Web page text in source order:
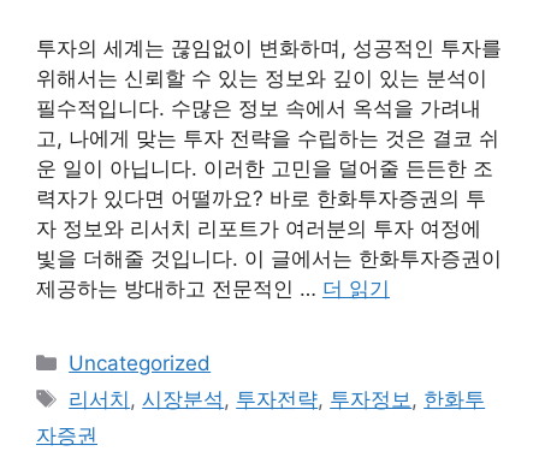
투자의 세계는 끊임없이 변화하며, 성공적인 투자를
위해서는 신뢰할 수 있는 정보와 깊이 있는 분석이
필수적입니다. 수많은 정보 속에서 옥석을 가려내
고, 나에게 맞는 투자 전략을 수립하는 것은 결코 쉬
운 일이 아닙니다. 이러한 고민을 덜어줄 든든한 조
력자가 있다면 어떨까요? 바로 한화투자증권의 투
자 정보와 리서치 리포트가 여러분의 투자 여정에
빛을 더해줄 것입니다. 이 글에서는 한화투자증권이
제공하는 방대하고 전문적인 … 더 읽기
카
테
리
Uncategorized
태
그
리서치 ,시장분석, 투자전략, 투자정보, 한화투
자증권